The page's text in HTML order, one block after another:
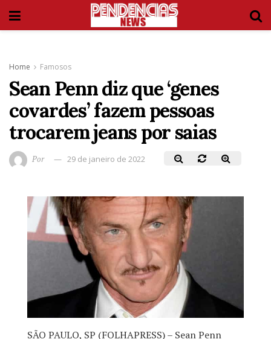
Home Famosos
Sean Penn diz que ‘genes
covardes’ fazem pessoas
trocarem jeans por saias
Por 29 de janeiro de 2022
SÃO PAULO, SP (FOLHAPRESS) – Sean Penn